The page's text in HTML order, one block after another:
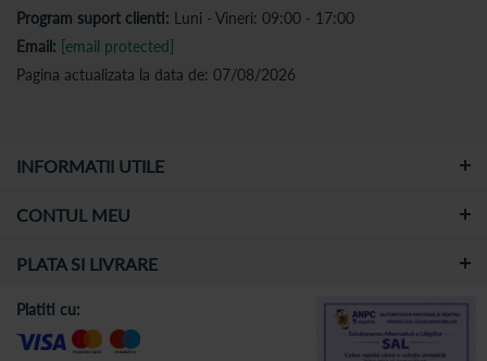
Program suport clienti: Luni - Vineri: 09:00 - 17:00
Email: [email protected]
Pagina actualizata la data de: 07/08/2026
INFORMATII UTILE
CONTUL MEU
PLATA SI LIVRARE
Platiti cu: